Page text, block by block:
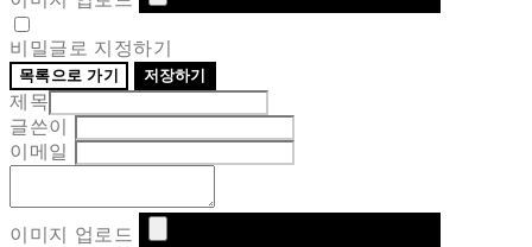
비밀글로 지정하기
목록으로 가기 저장하기
제목
글쓴이
이메일
이미지 업로드